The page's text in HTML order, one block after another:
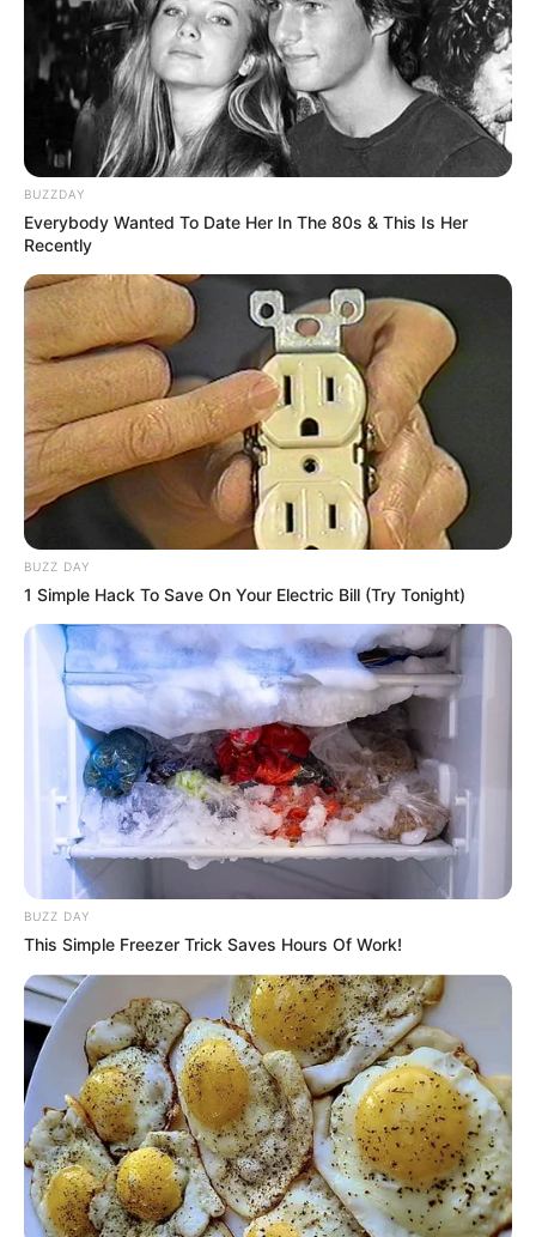
derniers Quintés d’Obstacles.
Les Meilleures cotes pour les plus grandes compétitions de
Football sont ici.
NUMEROS ASTRO QUINTE CHANCE DU JOUR
Le Spécial Tocard du PRIX DU PRESIDENT DE
LA REPUBLIQUE
Le spécial Tocard de meilleur pronostic est assurément un
jeu spéculatif donc risqué…
LIRE LA SUITE
BUZZDAY
Everybody Wanted To Date Her In The 80s & This Is Her
Recently
BUZZ DAY
1 Simple Hack To Save On Your Electric Bill (Try Tonight)
BUZZ DAY
This Simple Freezer Trick Saves Hours Of Work!